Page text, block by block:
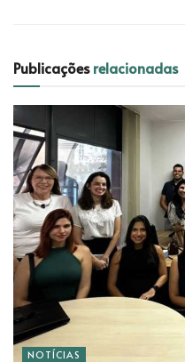
Publicaçõesrelacionadas
NOTÍCIAS